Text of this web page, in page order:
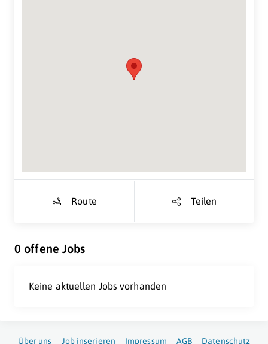
Route Teilen
0 offene Jobs
Keine aktuellen Jobs vorhanden
Über uns Job inserieren Impressum AGB Datenschutz